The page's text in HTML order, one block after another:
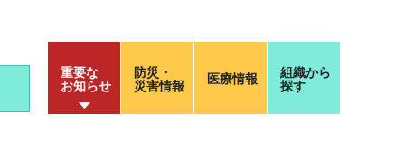
重要な
お知らせ
防災・
災害情報
医療情報
組織から
探す